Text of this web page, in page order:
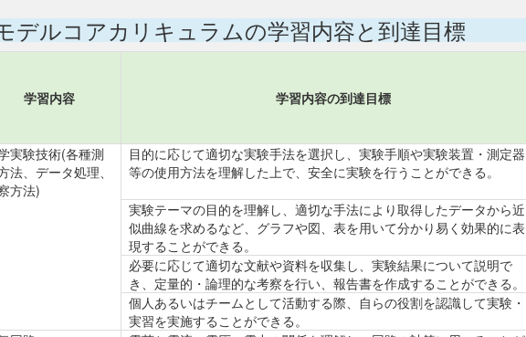
デルコアカリキュラムの学習内容と到達目標
学習内容 学習内容の到達目標
実験技術(各種測
法、データ処理、
方法)
目的に応じて適切な実験手法を選択し、実験手順や実験装置・測定器
等の使用方法を理解した上で、安全に実験を行うことができる。
実験テーマの目的を理解し、適切な手法により取得したデータから近
似曲線を求めるなど、グラフや図、表を用いて分かり易く効果的に表
現することができる。
必要に応じて適切な文献や資料を収集し、実験結果について説明で
き、定量的・論理的な考察を行い、報告書を作成することができる。
個人あるいはチームとして活動する際、自らの役割を認識して実験・
実習を実施することができる。